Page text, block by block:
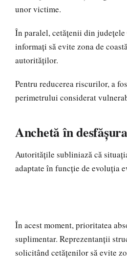
unor victime.
În paralel, cetățenii din județele
informați să evite zona de
autorităților.
Pentru reducerea riscurilor, a
perimetrului considerat
Anchetă în
Autoritățile subliniază că
adaptate în funcție de evoluția
În acest moment, prioritatea
suplimentar. Reprezentanții
solicitând cetățenilor să evite